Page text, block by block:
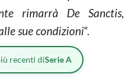
rimarrà De Sanctis,
sue condizioni“.
recenti diSerie A